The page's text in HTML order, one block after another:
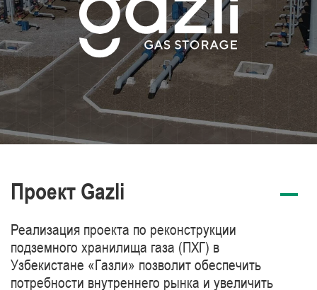
Проект Gazli
Реализация проекта по реконструкции
подземного хранилища газа (ПХГ) в
Узбекистане «Газли» позволит обеспечить
потребности внутреннего рынка и увеличить